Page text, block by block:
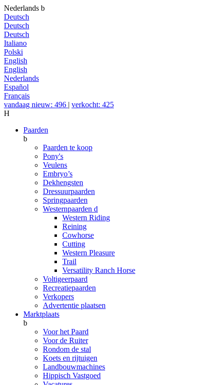
Nederlands b
Deutsch
Deutsch
Deutsch
Italiano
Polski
English
English
Nederlands
Español
Français
vandaag nieuw: 496 | verkocht: 425
H
Paarden
b
Paarden te koop
Pony's
Veulens
Embryo’s
Dekhengsten
Dressuurpaarden
Springpaarden
Westernpaarden d
Western Riding
Reining
Cowhorse
Cutting
Western Pleasure
Trail
Versatility Ranch Horse
Voltigeerpaard
Recreatiepaarden
Verkopers
Advertentie plaatsen
Marktplaats
b
Voor het Paard
Voor de Ruiter
Rondom de stal
Koets en rijtuigen
Landbouwmachines
Hippisch Vastgoed